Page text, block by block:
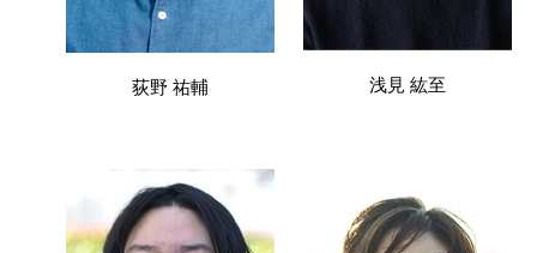
浅見 紘至
荻野 祐輔